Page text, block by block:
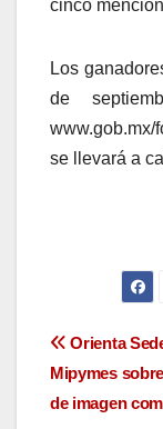
cinco
Los
de
se llevará a
de
Orienta
Mipymes
de imagen